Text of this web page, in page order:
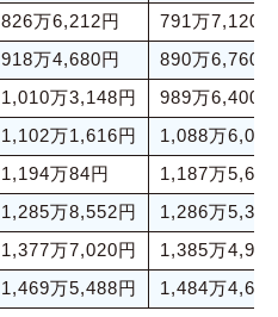
826万6,212円
791万7,120円
918万4,680円
890万6,760円
1,010万3,148円
989万6,400円
1,102万1,616円
1,088万
1,194万84円
1,187万
1,285万8,552円
1,286万
1,377万7,020円
1,385万
1,469万5,488円 1,484万